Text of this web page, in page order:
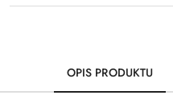
OPIS PRODUKTU